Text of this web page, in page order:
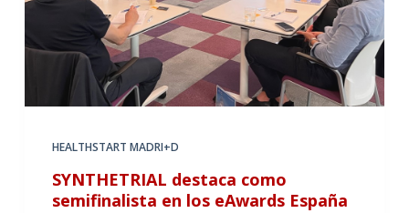
HEALTHSTART MADRI+D
SYNTHETRIAL destaca como
semifinalista en los eAwards España